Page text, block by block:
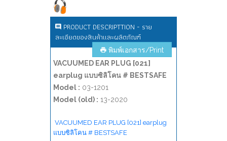
PRODUCT DESCRIPTTION - ราย
ละเอียดของสินค้าและผลิตภัณฑ์
พิมพ์เอกสาร/Print
VACUUMED EAR PLUG [021]
earplug แบบซิลิโคน # BESTSAFE
Model : 03-1201
Model (old) : 13-2020
VACUUMED EAR PLUG [021] earplug
แบบซิลิโคน # BESTSAFE